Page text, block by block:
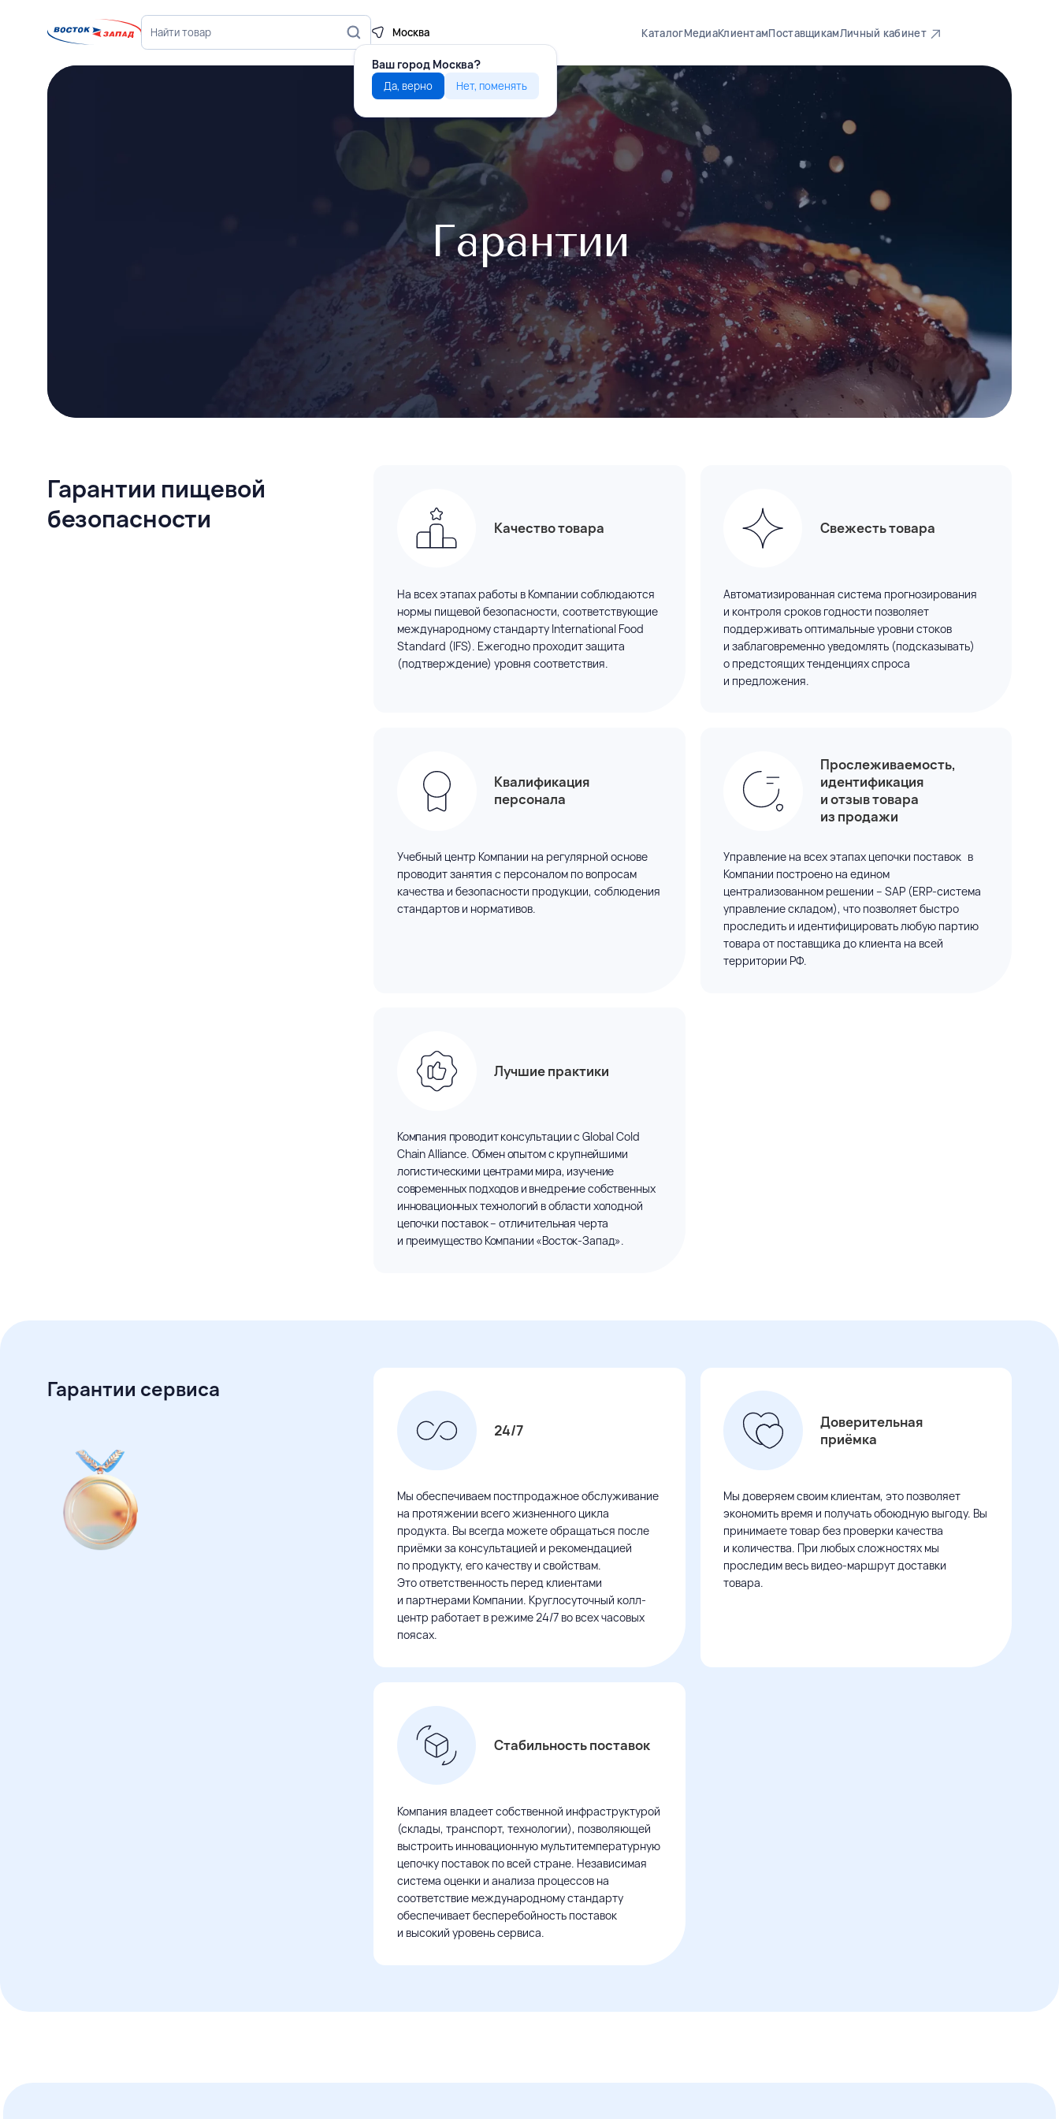
Москва
Ваш город Москва?
Да, верно Нет, поменять
КаталогМедиаКлиентамПоставщикамЛичный кабинет
Гарантии
Гарантии пищевой
безопасности
Качество товара
На всех этапах работы в Компании соблюдаются
нормы пищевой безопасности, соответствующие
международному стандарту International Food
Standard (IFS). Ежегодно проходит защита
(подтверждение) уровня соответствия.
Свежесть товара
Автоматизированная система прогнозирования
и контроля сроков годности позволяет
поддерживать оптимальные уровни стоков
и заблаговременно уведомлять (подсказывать)
о предстоящих тенденциях спроса
и предложения.
Квалификация
персонала
Учебный центр Компании на регулярной основе
проводит занятия с персоналом по вопросам
качества и безопасности продукции, соблюдения
стандартов и нормативов.
Прослеживае­мость,
идентификация
и отзыв товара
из продажи
Управление на всех этапах цепочки поставок в
Компании построено на едином
централизованном решении – SAP (ERP-система
управление складом), что позволяет быстро
проследить и идентифицироватьлюбую партию
товара от поставщикадо клиента на всей
территории РФ.
Лучшие практики
Компания проводит консультации с Global Cold
Chain Alliance. Обмен опытомс крупнейшими
логистическими центрами мира, изучение
современных подходов и внедрениесобственных
инновационных технологий в области холодной
цепочки поставок – отличительная черта
и преимуществоКомпании «Восток-Запад».
Гарантии сервиса
24/7
Мы обеспечиваем постпродажное обслуживание
на протяжении всего жизненного цикла
продукта. Вы всегда можете обращаться после
приёмки за консультацией и ​рекомендацией
по продукту, его качеству и свойствам.
Это ответственностьперед клиентами
и ​​партнерами Компании. Круглосуточный колл-
центр работает в режиме 24/7 во всехчасовых
поясах.
Доверительная
приёмка
Мы доверяем своим клиентам, это позволяет
экономить время и ​получатьобоюдную выгоду. Вы
принимаете товар без проверки качества
и количества. При любых сложностях мы
проследим весь видео-маршрут доставки
товара.
Стабильность поставок
Компания владеет собственной инфраструктурой
(склады, транспорт, технологии), позволяющей
выстроить инновационную мультитемпературную
цепочку поставок по всей стране. Независимая
система оценки и анализа процессов на
соответствие международному стандарту
обеспечивает бесперебойность поставок
и высокий уровень сервиса.